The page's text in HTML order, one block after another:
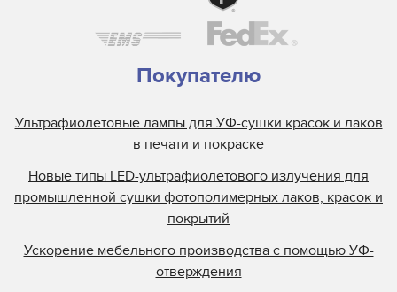
Лампа для экспонирующей камеры Dongguan Ksen
Лампа для экспонирующей камеры Dynachem
Лампа для экспонирующей камеры Fusion
Лампа для экспонирующей камеры Hi-Tek
УФ лампы Cure UV для экспонирования
Philips
УФ лампы для экспонирования Baldwin
УФ лампы для экспонирования BLV
УФ лампы для экспонирования Caprock
УФ лампы для экспонирования Colight
Покупателю
Ультрафиолетовые лампы для УФ-сушки красок и лаков
в печати и покраске
Новые типы LED-ультрафиолетового излучения для
промышленной сушки фотополимерных лаков, красок и
покрытий
Ускорение мебельного производства с помощью УФ-
отверждения